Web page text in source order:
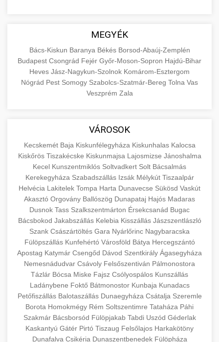
aimarketingugynokseg.hu
digitális ügynökségi szolgáltatások
legjobb modelleket, funkciókat és árakat
megalapozott vásárlási döntéshez.
Legjobb Modellek Megtekintése
🔗 4. Prémium Linképítés
Magas minőségű backlink beszerzési
szolgáltatások webhelye autoritásának és
keresőmotoros rangsorolásának növeléséhez.
Csak fehér kalapú technikák.
minőségi backlink szolgáltatás
📦 5. Termékek és
Szolgáltatások
+
közgazdaságtanban és az üzleti életben.
kategóriákat.
en.wikipedia.org gazdasági koncepciók
Információk az EU finanszírozási
lehetőségeiről, pályázatokról és pénzügyi
támogatási programokról. Maradjon tájékozott
a vállalkozások és projektek számára elérhető
forrásokról.
kozter.com - EU-s pénzek
EU pályázati programok
🚀 7. SEO Ügynökség +
Szakértő keresőmotor-optimalizálási
szolgáltatások webhelye láthatóságának és
organikus forgalmának javításához. Technikai
SEO, tartalom optimalizálás és még sok más.
onlinemarketing101.biz
keresési optimalizálási szakértők
💎 8. Mellplasztika +
Professzionális mellnagyobbítási szolgáltatások
tapasztalt sebészekkel. Tudjon meg többet az
eljárásokról, a gyógyulásról és a konzultációs
lehetőségekről az esztétikai fejlesztéshez.
szeptest.com kozmetikai mellsebészet
✨ 9. Hasplasztika +
Szakértő hasplasztikai eljárások laposabb,
feszesebb has eléréséhez. Konzultáció
minősített plasztikai sebészekkel és átfogó
utókezeléssel.
szeptest.com has kontúrozó műtét
👁️ 10. Szemhéjplasztika +
Professzionális blefaroplasztikai eljárások
megjelenése frissítéséhez. Felső és alsó
szemhéjműtét tapasztalt kozmetikai
sebészekkel.
📈 11. Paciensek Számának
150%-os Növelése
+
MEGYÉK
Bács-Kiskun Baranya Békés Borsod-Abaúj-Zemplén
Budapest Csongrád Fejér Győr-Moson-Sopron Hajdú-Bihar
Heves Jász-Nagykun-Szolnok Komárom-Esztergom
Nógrád Pest Somogy Szabolcs-Szatmár-Bereg Tolna Vas
Veszprém Zala
VÁROSOK
Kecskemét Baja Kiskunfélegyháza Kiskunhalas Kalocsa
Kiskőrös Tiszakécske Kiskunmajsa Lajosmizse Jánoshalma
Kecel Kunszentmiklós Soltvadkert Solt Bácsalmás
Kerekegyháza Szabadszállás Izsák Mélykút Tiszaalpár
Helvécia Lakitelek Tompa Harta Dunavecse Sükösd Vaskút
Akasztó Orgovány Ballószög Dunapataj Hajós Madaras
Dusnok Tass Szalkszentmárton Érsekcsanád Bugac
Bácsbokod Jakabszállás Kelebia Kisszállás Jászszentlászló
Szank Császártöltés Gara Nyárlőrinc Nagybaracska
Fülöpszállás Kunfehértó Városföld Bátya Hercegszántó
Apostag Katymár Csengőd Dávod Szentkirály Ágasegyháza
Nemesnádudvar Csávoly Felsőszentiván Pálmonostora
Tázlár Bócsa Miske Fajsz Csólyospálos Kunszállás
Ladánybene Foktő Bátmonostor Kunbaja Kunadacs
Petőfiszállás Balotaszállás Dunaegyháza Csátalja Szeremle
Borota Homokmégy Rém Soltszentimre Tataháza Páhi
Szakmár Bácsborsód Fülöpjakab Tabdi Uszód Géderlak
Kaskantyú Gátér Pirtó Tiszaug Felsőlajos Harkakötöny
Dunafalva Csikéria Dunaszentbenedek Fülöpháza